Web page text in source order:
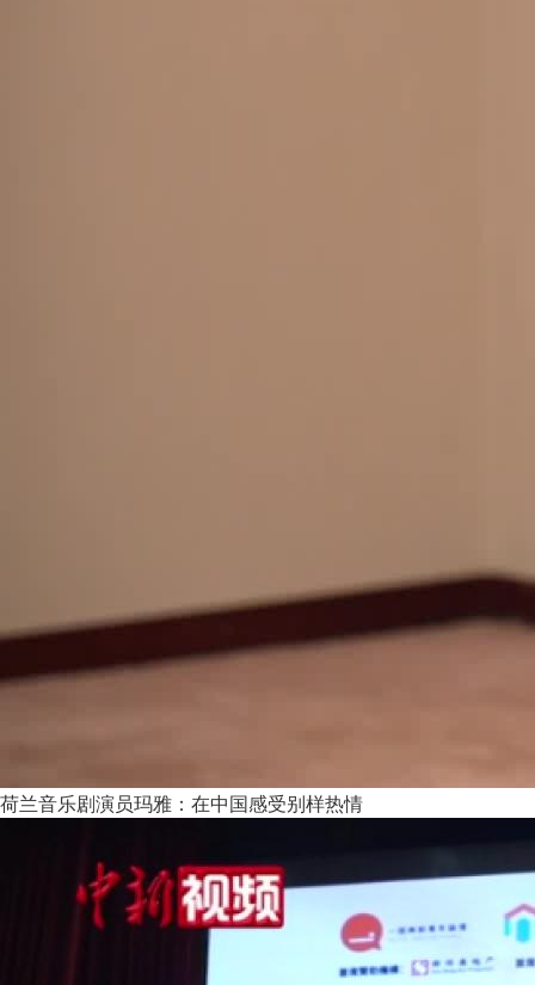
荷兰音乐剧演员玛雅：在中国感受别样热情